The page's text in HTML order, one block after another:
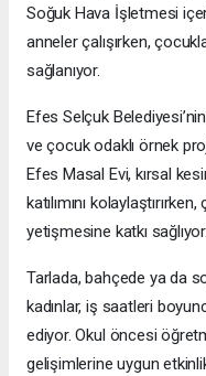
Soğuk Hava İşletmesi
anneler çalışırken,
sağlanıyor.
Efes Selçuk
ve çocuk odaklı örnek
Efes Masal Evi, kırsal
katılımını
yetişmesine katkı sağlıyor.
Tarlada, bahçede ya da
kadınlar, iş saatleri
ediyor. Okul öncesi
gelişimlerine uygun